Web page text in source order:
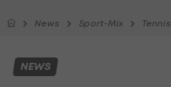
News Sport-Mix Tennis
NEWS